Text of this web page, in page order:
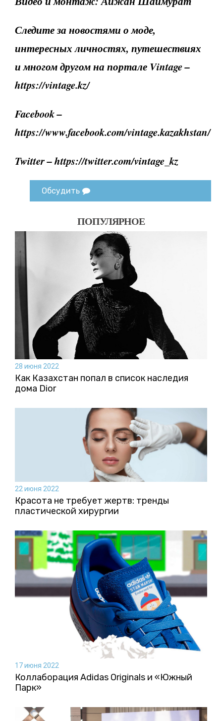
Следите за новостями о моде,
интересных личностях, путешествиях
и многом другом на портале Vintage –
https://vintage.kz/
Facebook –
https://www.facebook.com/vintage.kazakhstan/
Twitter – https://twitter.com/vintage_kz
Обсудить
ПОПУЛЯРНОЕ
28 июня 2022
Как Казахстан попал в список наследия
дома Dior
22 июня 2022
Красота не требует жертв: тренды
пластической хирургии
17 июня 2022
Коллаборация Аdidas Originals и «Южный
Парк»